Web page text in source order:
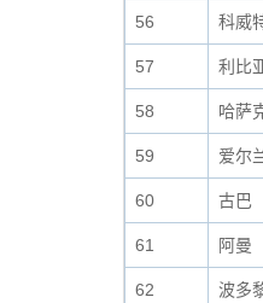
56 科威
57 利比
58 哈萨
59 爱尔
60 古巴
61 阿曼
62 波多